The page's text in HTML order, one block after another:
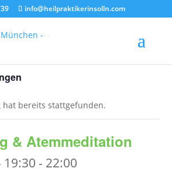
info@heilpraktikerinsolln.com
hat bereits stattgefunden.
& Atemmeditation
19:30 - 22:00